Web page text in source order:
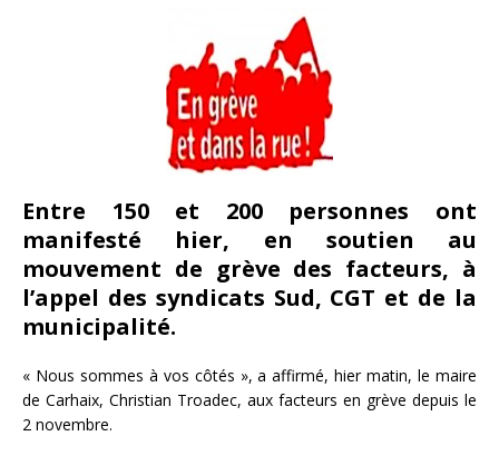
Entre 150 et 200 personnes ont
manifesté hier, en soutien au
mouvement de grève des facteurs, à
l’appel des syndicats Sud, CGT et de la
municipalité.
« Nous sommes à vos côtés », a affirmé, hier matin, le maire
de Carhaix, Christian Troadec, aux facteurs en grève depuis le
2 novembre.